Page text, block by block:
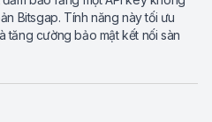
Bitsgap. Tính năng này tối ưu
tăng cường bảo mật kết nối sàn